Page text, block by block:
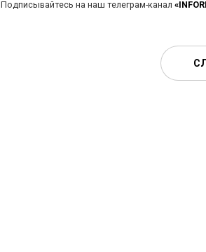
Подписывайтесь на наш телеграм-канал